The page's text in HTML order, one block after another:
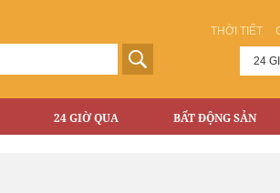
THỜI TIẾT
24
24 GIỜ QUA BẤT ĐỘNG SẢN